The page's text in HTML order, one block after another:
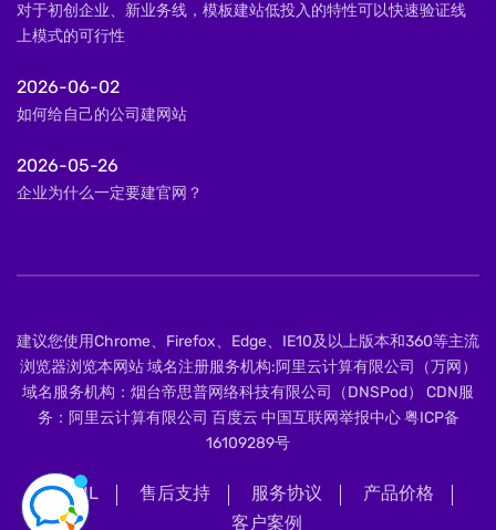
对于初创企业、新业务线，模板建站低投入的特性可以快速验证线
上模式的可行性
2026-06-02
如何给自己的公司建网站
2026-05-26
企业为什么一定要建官网？
建议您使用Chrome、Firefox、Edge、IE10及以上版本和360等主流
浏览器浏览本网站 域名注册服务机构:阿里云计算有限公司（万网）
域名服务机构：烟台帝思普网络科技有限公司（DNSPod） CDN服
务：阿里云计算有限公司 百度云 中国互联网举报中心粤ICP备
16109289号
XML 售后支持 服务协议
产品价格
客户案例